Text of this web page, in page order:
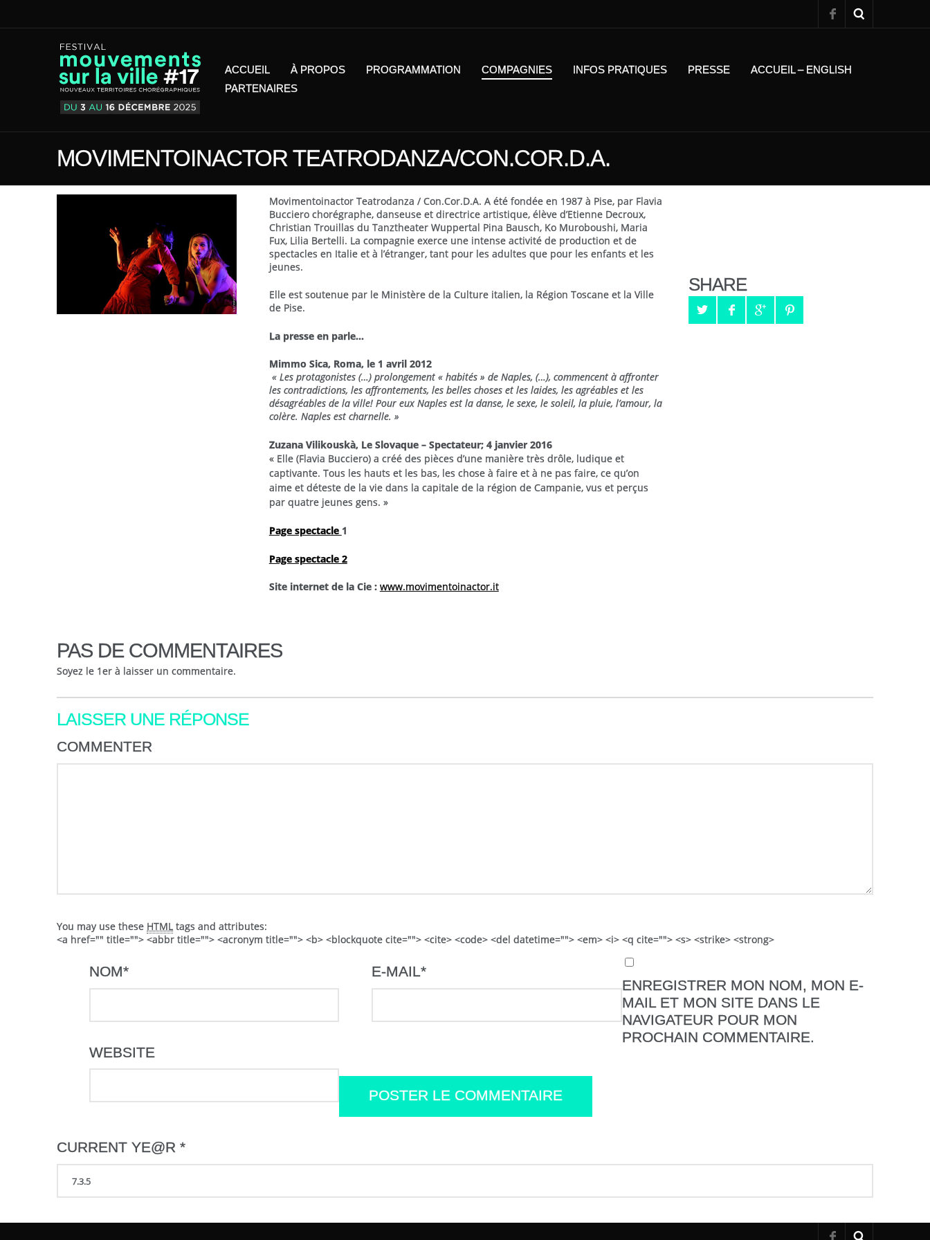
ACCUEIL À PROPOS PROGRAMMATION COMPAGNIES INFOS PRATIQUES PRESSE
ACCUEIL – ENGLISH
PARTENAIRES
MOVIMENTOINACTOR TEATRODANZA/CON.COR.D.A.
Movimentoinactor Teatrodanza / Con.Cor.D.A. A été fondée en 1987 à Pise, par Flavia
Bucciero chorégraphe, danseuse et directrice artistique, élève d’Etienne Decroux,
Christian Trouillas du Tanztheater Wuppertal Pina Bausch, Ko Muroboushi, Maria
Fux, Lilia Bertelli. La compagnie exerce une intense activité de production et de
spectacles en Italie et à l’étranger, tant pour les adultes que pour les enfants et les
jeunes.
Elle est soutenue par le Ministère de la Culture italien, la Région Toscane et la Ville
de Pise.
La presse en parle…
Mimmo Sica, Roma, le 1 avril 2012
« Les protagonistes (…) prolongement « habités » de Naples, (…), commencent à affronter
les contradictions, les affrontements, les belles choses et les laides, les agréables et les
désagréables de la ville! Pour eux Naples est la danse, le sexe, le soleil, la pluie, l’amour, la
colère. Naples est charnelle. »
Zuzana Vilikouskà, Le Slovaque – Spectateur; 4 janvier 2016
« Elle (Flavia Bucciero) a créé des pièces d’une manière très drôle, ludique et
captivante. Tous les hauts et les bas, les chose à faire et à ne pas faire, ce qu’on
aime et déteste de la vie dans la capitale de la région de Campanie, vus et perçus
par quatre jeunes gens. »
Page spectacle 1
Page spectacle 2
Site internet de la Cie : www.movimentoinactor.it
SHARE
PAS DE COMMENTAIRES
Soyez le 1er à laisser un commentaire.
LAISSER UNE RÉPONSE
COMMENTER
You may use these HTML tags and attributes:
<a href="" title=""> <abbr title=""> <acronym title=""> <b> <blockquote cite=""> <cite> <code> <del datetime=""> <em> <i> <q cite=""> <s> <strike> <strong>
NOM* E-MAIL*
WEBSITE
ENREGISTRER MON NOM, MON E-
MAIL ET MON SITE DANS LE
NAVIGATEUR POUR MON
PROCHAIN COMMENTAIRE.
CURRENT YE@R *